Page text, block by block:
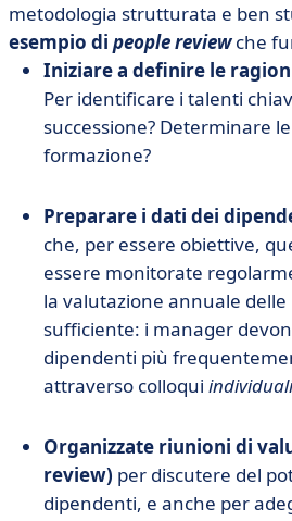
metodologia strutturata e ben
esempio di people reviewche
Iniziare a definire le
Per identificare i talenti
successione? Determinare
formazione?
Preparare i dati dei
che, per essere obiettive,
essere monitorate
la valutazione annuale
sufficiente: i manager
dipendenti più
attraverso colloqui individuali
Organizzate riunioni di
review) per discutere del
dipendenti, e anche per